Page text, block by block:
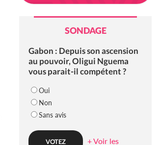
SONDAGE
Gabon : Depuis son ascension
au pouvoir, Oligui Nguema
vous parait-il compétent ?
Oui
Non
Sans avis
+ Voir les